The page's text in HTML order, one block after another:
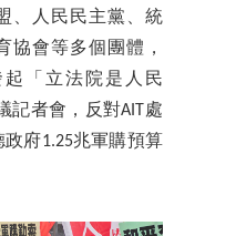
、人民民主黨、統
協會等多個團體，
「立法院是人民
記者會，反對AIT處
府1.25兆軍購預算